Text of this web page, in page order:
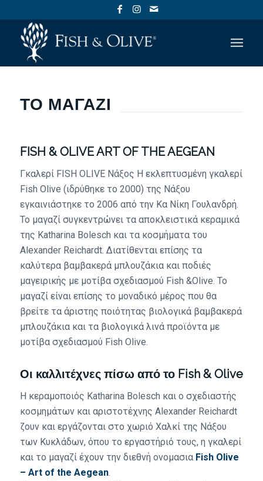
ΤΟ ΜΑΓΑΖΊ
FISH & OLIVE ART OF THE AEGEAN
Γκαλερί FISH OLIVE Νάξος Η εκλεπτυσμένη γκαλερί
Fish Olive (ιδρύθηκε το 2000) της Νάξου
εγκαινιάστηκε το 2006 από την Κα Νίκη Γουλανδρή.
Το μαγαζί συγκεντρώνει τα αποκλειστικά κεραμικά
της Katharina Bolesch και τα κοσμήματα του
Alexander Reichardt. Διατίθενται επίσης τα
καλύτερα βαμβακερά μπλουζάκια και ποδιές
μαγειρικής με μοτίβα σχεδιασμού Fish &Olive. Το
μαγαζί είναι επίσης το μοναδικό μέρος που θα
βρείτε τα άριστης ποιότητας βιολογικά βαμβακερά
μπλουζάκια και τα βιολογικά λινά προϊόντα με
μοτίβα σχεδιασμού Fish Olive.
Οι καλλιτέχνες πίσω από το Fish & Olive
Η κεραμοποιός Katharina Bolesch και ο σχεδιαστής
κοσμημάτων και αριστοτέχνης Alexander Reichardt
ζουν και εργάζονται στο χωριό Χαλκί της Νάξου
των Κυκλάδων, όπου το εργαστήριό τους, η γκαλερί
και το μαγαζί έχουν την διεθνή ονομασια Fish Olive
– Art of the Aegean.